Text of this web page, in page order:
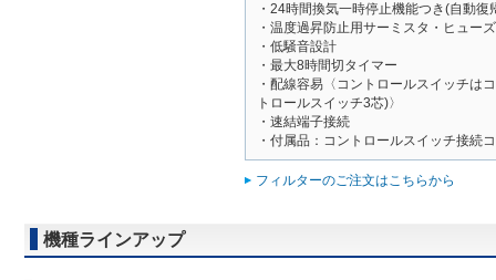
・24時間換気一時停止機能つき(自動復
・温度過昇防止用サーミスタ・ヒュー
・低騒音設計
・最大8時間切タイマー
・配線容易〈コントロールスイッチは
トロールスイッチ3芯)〉
・速結端子接続
・付属品：コントロールスイッチ接続
フィルターのご注文はこちらから
機種ラインアップ